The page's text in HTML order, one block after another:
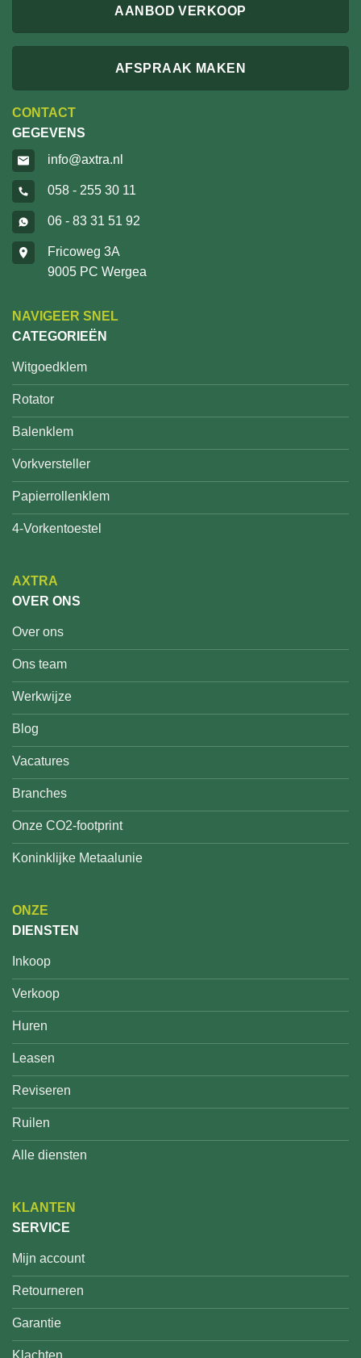
AANBOD VERKOOP
AFSPRAAK MAKEN
CONTACT
GEGEVENS
info@axtra.nl
058 - 255 30 11
06 - 83 31 51 92
Fricoweg 3A
9005 PC Wergea
NAVIGEER SNEL
CATEGORIEËN
Witgoedklem
Rotator
Balenklem
Vorkversteller
Papierrollenklem
4-Vorkentoestel
AXTRA
OVER ONS
Over ons
Ons team
Werkwijze
Blog
Vacatures
Branches
Onze CO2-footprint
Koninklijke Metaalunie
ONZE
DIENSTEN
Inkoop
Verkoop
Huren
Leasen
Reviseren
Ruilen
Alle diensten
KLANTEN
SERVICE
Mijn account
Retourneren
Garantie
Klachten